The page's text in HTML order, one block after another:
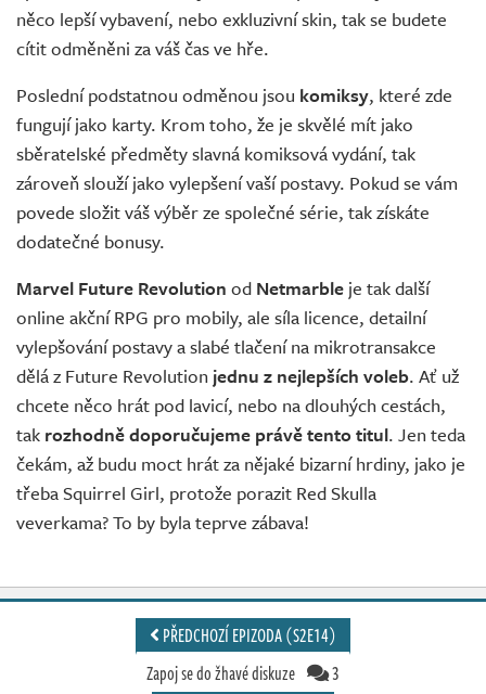
něco lepší vybavení, nebo exkluzivní skin, tak se budete
cítit odměněni za váš čas ve hře.
Poslední podstatnou odměnou jsou komiksy, které zde
fungují jako karty. Krom toho, že je skvělé mít jako
sběratelské předměty slavná komiksová vydání, tak
zároveň slouží jako vylepšení vaší postavy. Pokud se vám
povede složit váš výběr ze společné série, tak získáte
dodatečné bonusy.
Marvel Future Revolution od Netmarble je tak další
online akční RPG pro mobily, ale síla licence, detailní
vylepšování postavy a slabé tlačení na mikrotransakce
dělá z Future Revolution jednu z nejlepších voleb. Ať už
chcete něco hrát pod lavicí, nebo na dlouhých cestách,
tak rozhodně doporučujeme právě tento titul. Jen teda
čekám, až budu moct hrát za nějaké bizarní hrdiny, jako je
třeba Squirrel Girl, protože porazit Red Skulla
veverkama? To by byla teprve zábava!
PŘEDCHOZÍ EPIZODA (S2E14)
Zapoj se do žhavé diskuze
3